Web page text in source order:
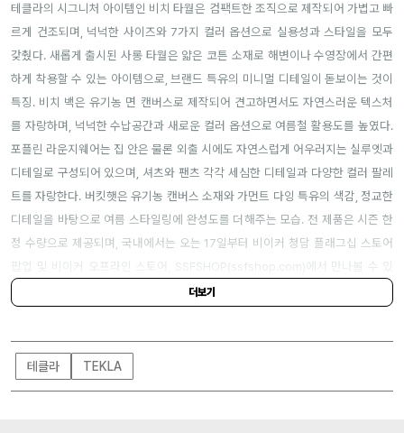
테클라의 시그니처 아이템인 비치 타월은 컴팩트한 조직으로 제작되어 가볍고 빠
르게 건조되며, 넉넉한 사이즈와 7가지 컬러 옵션으로 실용성과 스타일을 모두
갖췄다. 새롭게 출시된 사롱 타월은 얇은 코튼 소재로 해변이나 수영장에서 간편
하게 착용할 수 있는 아이템으로, 브랜드 특유의 미니멀 디테일이 돋보이는 것이
특징. 비치 백은 유기농 면 캔버스로 제작되어 견고하면서도 자연스러운 텍스처
를 자랑하며, 넉넉한 수납공간과 새로운 컬러 옵션으로 여름철 활용도를 높였다.
포플린 라운지웨어는 집 안은 물론 외출 시에도 자연스럽게 어우러지는 실루엣과
디테일로 구성되어 있으며, 셔츠와 팬츠 각각 세심한 디테일과 다양한 컬러 팔레
트를 자랑한다. 버킷햇은 유기농 캔버스 소재와 가먼트 다잉 특유의 색감, 정교한
디테일을 바탕으로 여름 스타일링에 완성도를 더해주는 모습. 전 제품은 시즌 한
정 수량으로 제공되며, 국내에서는 오는 17일부터 비이커 청담 플래그십 스토어
팝업 및 비이커 오프라인 스토어, SSFSHOP(
ssfshop.com )에서 만나볼 수 있
다.
더보기
테클라 TEKLA